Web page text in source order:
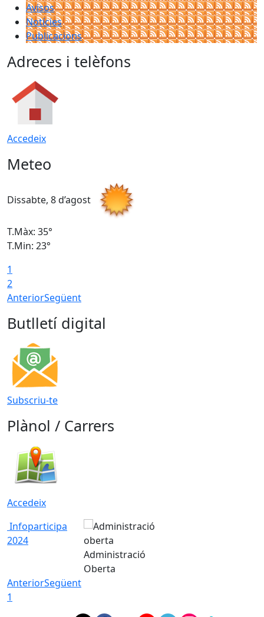
Avisos
Notícies
Publicacions
Adreces i telèfons
Accedeix
Meteo
Dissabte, 8 d’agost
T.Màx: 35°
T.Min: 23°
1
2
AnteriorSegüent
Butlletí digital
Subscriu-te
Plànol / Carrers
Accedeix
Infoparticipa
2024
Administració
Oberta
AnteriorSegüent
1